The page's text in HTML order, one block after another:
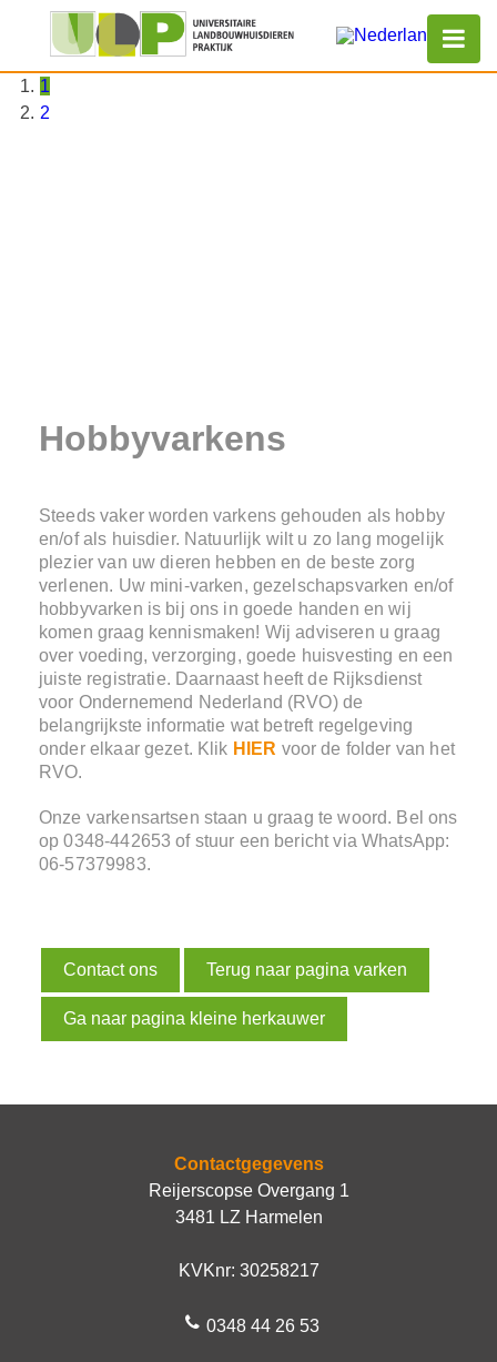
1
2
Hobbyvarkens
Steeds vaker worden varkens gehouden als hobby
en/of als huisdier. Natuurlijk wilt u zo lang mogelijk
plezier van uw dieren hebben en de beste zorg
verlenen. Uw mini-varken, gezelschapsvarken en/of
hobbyvarken is bij ons in goede handen en wij
komen graag kennismaken! Wij adviseren u graag
over voeding, verzorging, goede huisvesting en een
juiste registratie. Daarnaast heeft de Rijksdienst
voor Ondernemend Nederland (RVO) de
belangrijkste informatie wat betreft regelgeving
onder elkaar gezet. Klik HIER voor de folder van het
RVO.
Onze varkensartsen staan u graag te woord. Bel ons
op 0348-442653 of stuur een bericht via WhatsApp:
06-57379983.
Contact ons Terug naar pagina varken
Ga naar pagina kleine herkauwer
Contactgegevens
Reijerscopse Overgang 1
3481 LZ Harmelen
KVKnr: 30258217
0348 44 26 53